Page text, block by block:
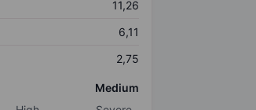
11,26
6,11
2,75
Medium